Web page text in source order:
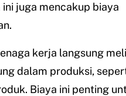
juga mencakup biaya
kerja langsung
dalam produksi,
Biaya ini penting